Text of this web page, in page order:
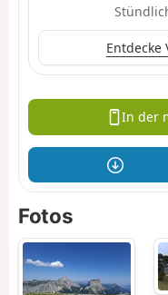
Entdecke
In der
Fotos